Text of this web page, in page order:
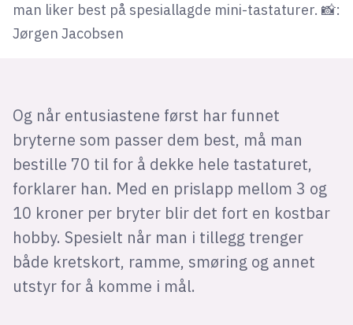
man liker best på spesiallagde mini-tastaturer. 📸:
Jørgen Jacobsen
Og når entusiastene først har funnet
bryterne som passer dem best, må man
bestille 70 til for å dekke hele tastaturet,
forklarer han. Med en prislapp mellom 3 og
10 kroner per bryter blir det fort en kostbar
hobby. Spesielt når man i tillegg trenger
både kretskort, ramme, smøring og annet
utstyr for å komme i mål.